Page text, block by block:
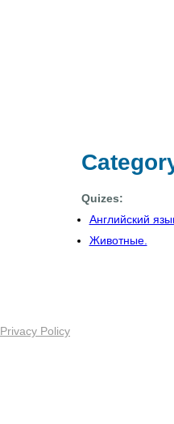
Quizes:
Английский
Животные.
Privacy Policy